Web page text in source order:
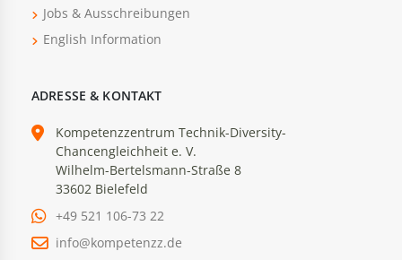
Jobs & Ausschreibungen
English Information
ADRESSE & KONTAKT
Kompetenzzentrum Technik-Diversity-
Chancengleichheit e. V.
Wilhelm-Bertelsmann-Straße 8
33602 Bielefeld
+49 521 106-73 22
info@kompetenzz.de